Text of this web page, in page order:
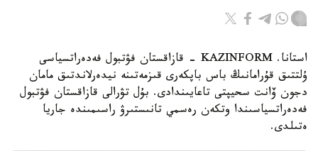
استانا. KAZINFORM - قازاقستان فۋتبول فەدەراتسياسى
ۇلتتىق قۇرامانىڭ باس باپكەرى قىزمەتىنە نيدەرلاندتىق مامان
دجون ۆانت سحيپتى تاعايىندادى. بۇل تۋرالى قازاقستان فۋتبول
فەدەراتسياسىندا وتكەن رەسمي تانىستىرۋ راسىمىندە جاريا
ەتىلدى.